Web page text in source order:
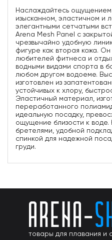
Наслаждайтесь ощущением
изысканном, эластичном и
элегантными сетчатыми
Arena Mesh Panel с
чрезвычайно удобную
фигуре как вторая кожа.
любителей фитнеса и
водными видами спорта в
любом другом водоеме.
изготовлен из
устойчивых к хлору,
Эластичный материал,
переработанного
идеальную посадку,
ощущение близости к воде.
бретелями, удобной
спинкой для надежной
груди.
товары для плавания и